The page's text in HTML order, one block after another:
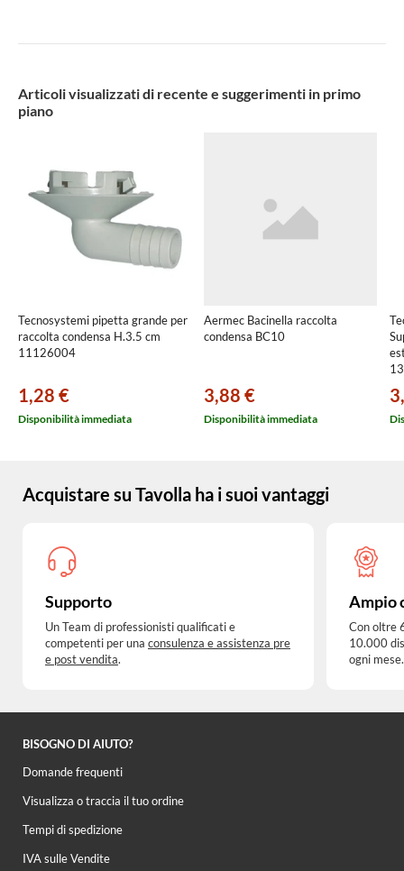
Articoli visualizzati di recente e suggerimenti in primo
piano
Tecnosystemi pipetta grande per
raccolta condensa H.3.5 cm
11126004
1,28 €
Disponibilità immediata
Aermec Bacinella raccolta
condensa BC10
3,88 €
Disponibilità immediata
Acquistare su Tavolla ha i suoi vantaggi
Supporto
Un Team di professionisti qualificati e
competenti per una consulenza e assistenza pre
e post vendita.
Ampio
Con oltre
10.000
ogni mese.
BISOGNO DI AIUTO?
Domande frequenti
Visualizza o traccia il tuo ordine
Tempi di spedizione
IVA sulle Vendite